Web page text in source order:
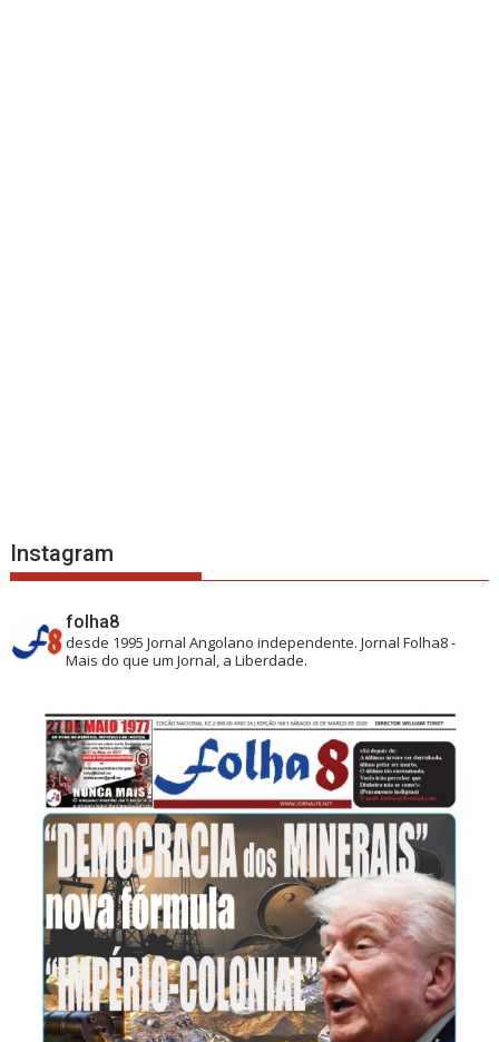
Instagram
folha8
desde 1995 Jornal Angolano independente.Jornal Folha8 -
Mais do que um Jornal, a Liberdade.